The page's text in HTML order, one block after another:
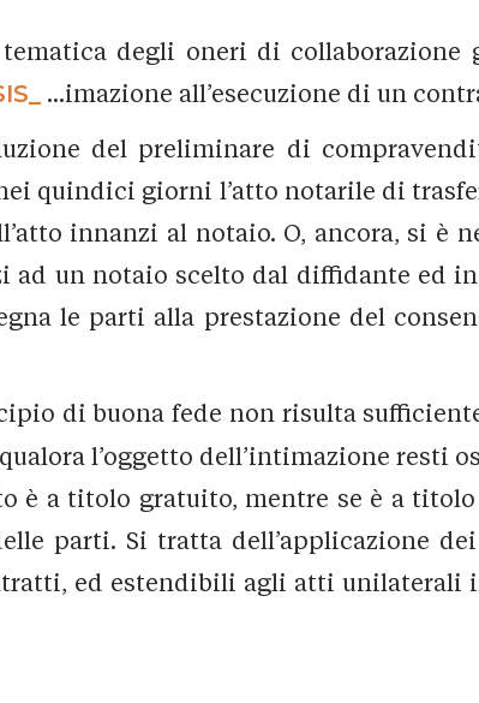
degli oneri di collaborazione
...imazione all’esecuzione di un
del preliminare di
quindici giorni l’atto notarile di
innanzi al notaio. O, ancora, si è
ad un notaio scelto dal diffidante ed
le parti alla prestazione del
di buona fede non risulta
l’oggetto dell’intimazione resti
è a titolo gratuito, mentre se è a titolo
parti. Si tratta dell’applicazione
ed estendibili agli atti unilaterali